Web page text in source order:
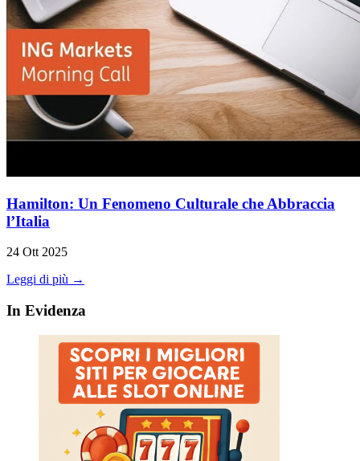
Hamilton: Un Fenomeno Culturale che Abbraccia
l’Italia
24 Ott 2025
Leggi di più →
In Evidenza